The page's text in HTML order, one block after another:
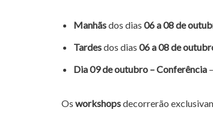
Manhãsdos dias 06 a 08 de
Tardesdos dias 06 a 08 de
Dia 09 de outubro – Conferência
Os workshopsdecorrerão